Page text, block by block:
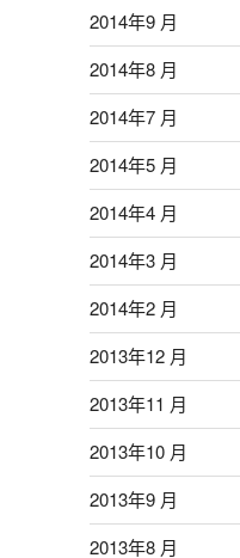
2014年9 月
2014年8 月
2014年7 月
2014年5 月
2014年4 月
2014年3 月
2014年2 月
2013年12 月
2013年11 月
2013年10 月
2013年9 月
2013年8 月